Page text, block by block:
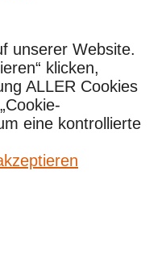
unserer Website.
klicken,
ALLER Cookies
eine kontrollierte